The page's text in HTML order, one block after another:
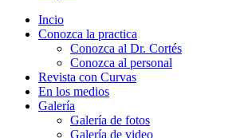
Incio
Conozca la practica
Conozca al Dr. Cortés
Conozca al personal
Revista con Curvas
En los medios
Galería
Galería de fotos
Galería de video